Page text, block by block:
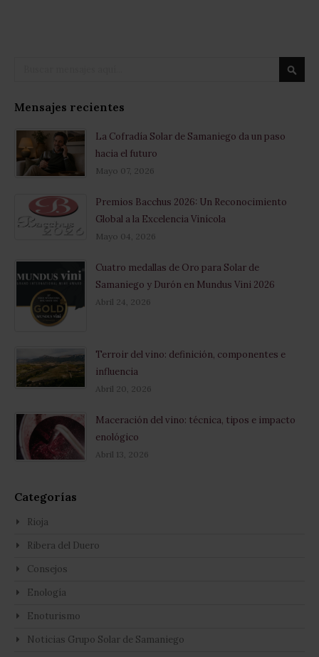
Mensajes recientes
La Cofradía Solar de Samaniego da un paso
hacia el futuro
Mayo 07, 2026
Premios Bacchus 2026: Un Reconocimiento
Global a la Excelencia Vinícola
Mayo 04, 2026
Cuatro medallas de Oro para Solar de
Samaniego y Durón en Mundus Vini 2026
Abril 24, 2026
Terroir del vino: definición, componentes e
influencia
Abril 20, 2026
Maceración del vino: técnica, tipos e impacto
enológico
Abril 13, 2026
Categorías
Rioja
Ribera del Duero
Consejos
Enología
Enoturismo
Noticias Grupo Solar de Samaniego